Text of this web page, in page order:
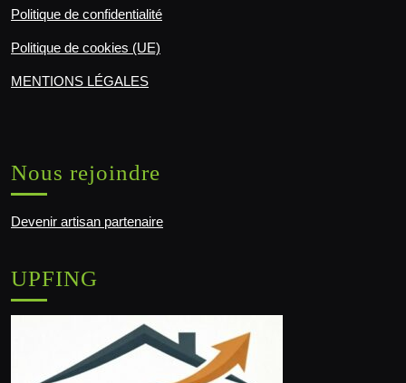
Politique de confidentialité
Politique de cookies (UE)
MENTIONS LÉGALES
Nous rejoindre
Devenir artisan partenaire
UPFING